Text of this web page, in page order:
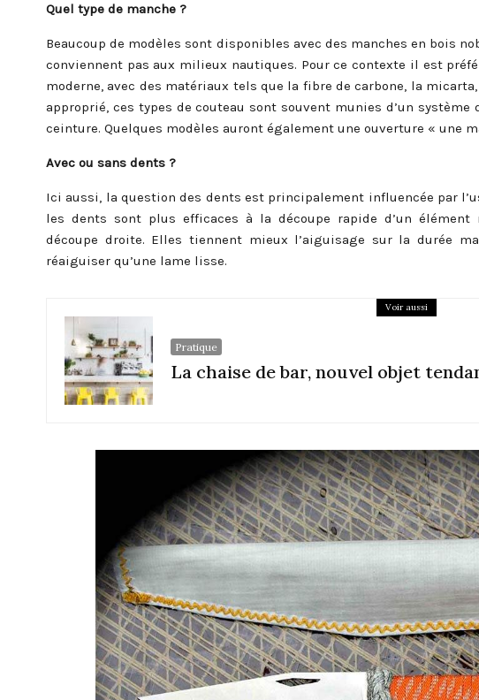
Quel type de manche ?
Beaucoup de modèles sont disponibles avec des manches en bois
conviennent pas aux milieux nautiques. Pour ce contexte il est
moderne, avec des matériaux tels que la fibre de carbone, la
approprié, ces types de couteau sont souvent munies d’un
ceinture. Quelques modèles auront également une ouverture « une
Avec ou sans dents ?
Ici aussi, la question des dents est principalement influencée par
les dents sont plus efficaces à la découpe rapide d’un
découpe droite. Elles tiennent mieux l’aiguisage sur la durée
réaiguiser qu’une lame lisse.
Voir aussi
Pratique
La chaise de bar, nouvel objet